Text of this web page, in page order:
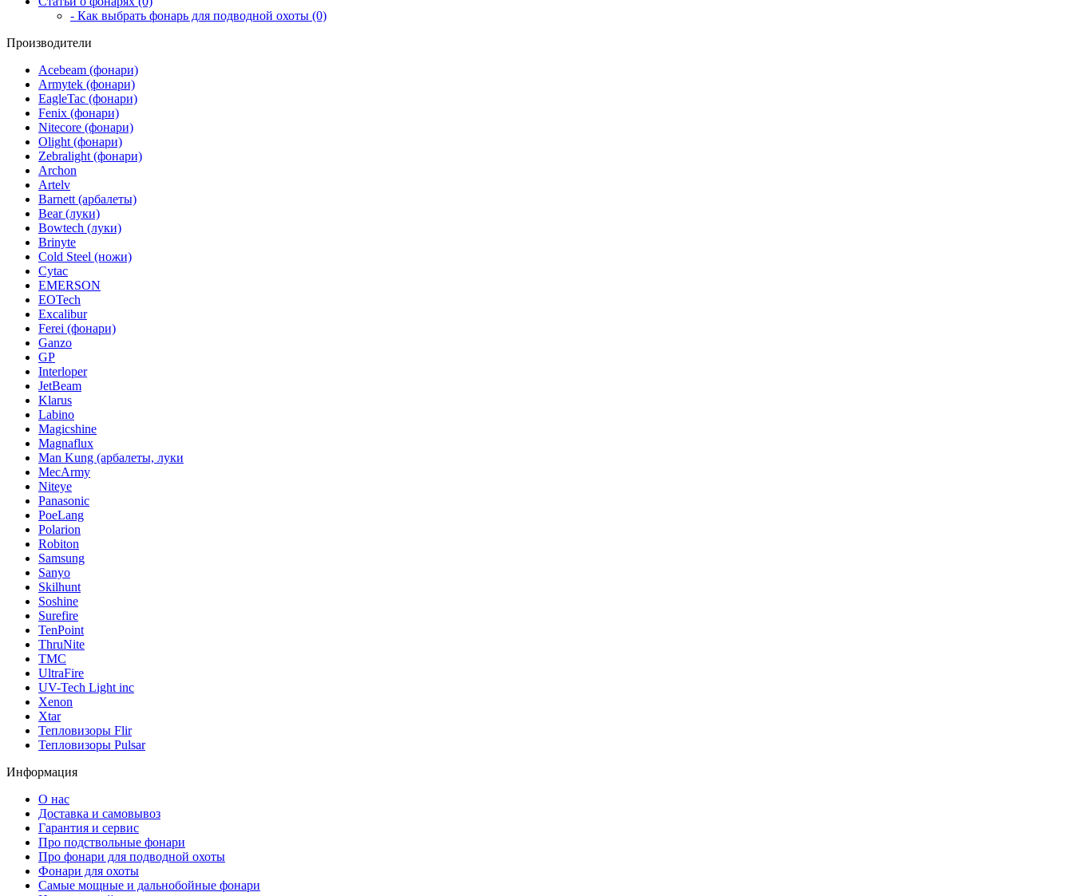
- Как выбрать фонарь для подводной охоты (0)
Производители
Acebeam (фонари)
Armytek (фонари)
EagleTac (фонари)
Fenix (фонари)
Nitecore (фонари)
Olight (фонари)
Zebralight (фонари)
Archon
Artelv
Barnett (арбалеты)
Bear (луки)
Bowtech (луки)
Brinyte
Cold Steel (ножи)
Cytac
EMERSON
EOTech
Excalibur
Ferei (фонари)
Ganzo
GP
Interloper
JetBeam
Klarus
Labino
Magicshine
Magnaflux
Man Kung (арбалеты, луки
MecArmy
Niteye
Panasonic
PoeLang
Polarion
Robiton
Samsung
Sanyo
Skilhunt
Soshine
Surefire
TenPoint
ThruNite
TMC
UltraFire
UV-Tech Light inc
Xenon
Xtar
Тепловизоры Flir
Тепловизоры Pulsar
Информация
О нас
Доставка и самовывоз
Гарантия и сервис
Про подствольные фонари
Про фонари для подводной охоты
Фонари для охоты
Самые мощные и дальнобойные фонари